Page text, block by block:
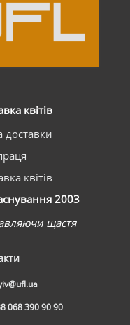
квітів
доставки
квітів
2003
щастя
068 390 90 90